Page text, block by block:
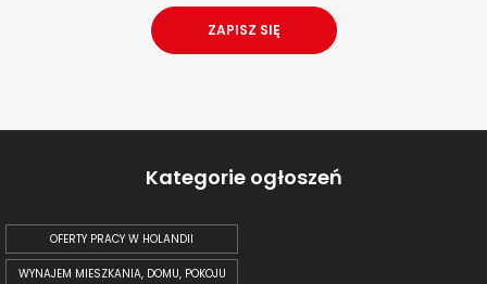
Kategorie ogłoszeń
OFERTY PRACY W HOLANDII
WYNAJEM MIESZKANIA, DOMU, POKOJU